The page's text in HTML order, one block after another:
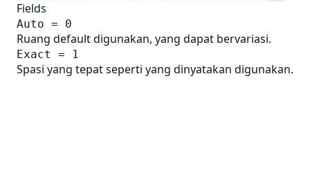
Fields
Auto = 0
Ruang default digunakan, yang dapat bervariasi.
Exact = 1
Spasi yang tepat seperti yang dinyatakan digunakan.